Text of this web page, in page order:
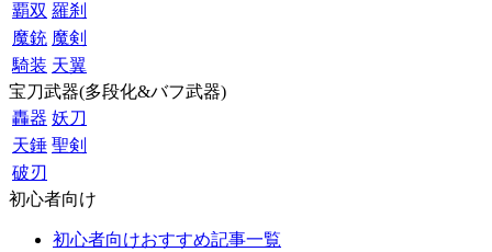
覇双 羅刹
魔銃 魔剣
騎装 天翼
宝刀武器(多段化&バフ武器)
轟器 妖刀
天錘 聖剣
破刃
初心者向け
初心者向けおすすめ記事一覧